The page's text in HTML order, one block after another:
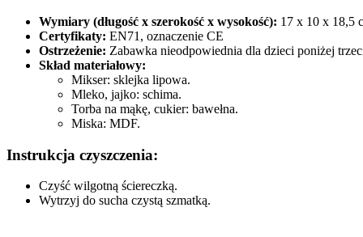
Wymiary (długość x szerokość x wysokość): 17 x 10 x 18,5
Certyfikaty: EN71, oznaczenie CE
Ostrzeżenie: Zabawka nieodpowiednia dla dzieci poniżej
Skład materiałowy:
Mikser: sklejka lipowa.
Mleko, jajko: schima.
Torba na mąkę, cukier: bawełna.
Miska: MDF.
Instrukcja czyszczenia:
Czyść wilgotną ściereczką.
Wytrzyj do sucha czystą szmatką.